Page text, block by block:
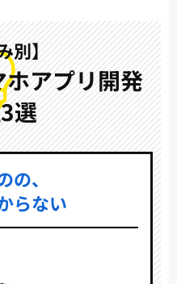
別】
アプリ開発
選
、
らない